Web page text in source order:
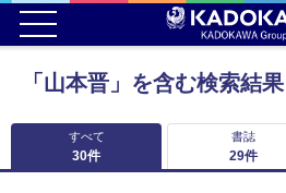
「山本晋」を含む検索結果
すべて
30件
書誌
29件